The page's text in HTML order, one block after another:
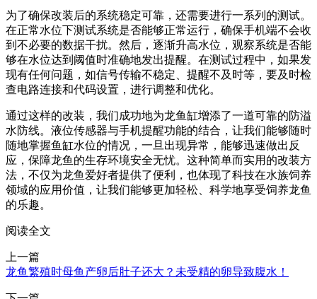
为了确保改装后的系统稳定可靠，还需要进行一系列的测试。
在正常水位下测试系统是否能够正常运行，确保手机端不会收
到不必要的数据干扰。然后，逐渐升高水位，观察系统是否能
够在水位达到阈值时准确地发出提醒。在测试过程中，如果发
现有任何问题，如信号传输不稳定、提醒不及时等，要及时检
查电路连接和代码设置，进行调整和优化。
通过这样的改装，我们成功地为龙鱼缸增添了一道可靠的防溢
水防线。液位传感器与手机提醒功能的结合，让我们能够随时
随地掌握鱼缸水位的情况，一旦出现异常，能够迅速做出反
应，保障龙鱼的生存环境安全无忧。这种简单而实用的改装方
法，不仅为龙鱼爱好者提供了便利，也体现了科技在水族饲养
领域的应用价值，让我们能够更加轻松、科学地享受饲养龙鱼
的乐趣。
阅读全文
上一篇
龙鱼繁殖时母鱼产卵后肚子还大？未受精的卵导致腹水！